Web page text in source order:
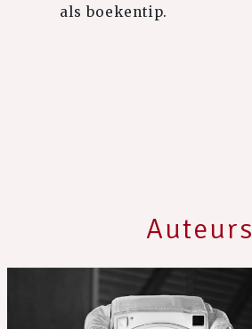
als boekentip.
Auteurs